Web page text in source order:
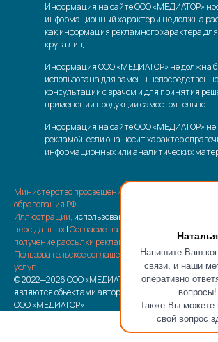
Наталья
Напишите Ваш
связи, и наши
оперативно
вопросы!
Также Вы можете
свой вопрос
Информация на сайте ООО «МЕДИАТОР» не
рекламой, если она носит характер
информационных или аналитических
Информация на сайте ООО «МЕДИАТОР»
информационный характер и не должна
как информация рекламного характера
круга лиц.
Информация ООО «МЕДИАТОР» не должна
использована для замены
консультации с врачом и для принятия
применении продукции самостоятельно.
Министерство просвещения РФ
Министерство
образования РФ
Иллюстрации, использованные на сайте |
перс.данных|Согласие на обработку перс.данных
получение рассылки рекламно-информационных
Пользовательское соглашение
Отписка от
услуг
© 2022—2026 ООО «МЕДИАТОР» Все материалы,
являются объектами авторского права,
ООО «МЕДИАТОР»